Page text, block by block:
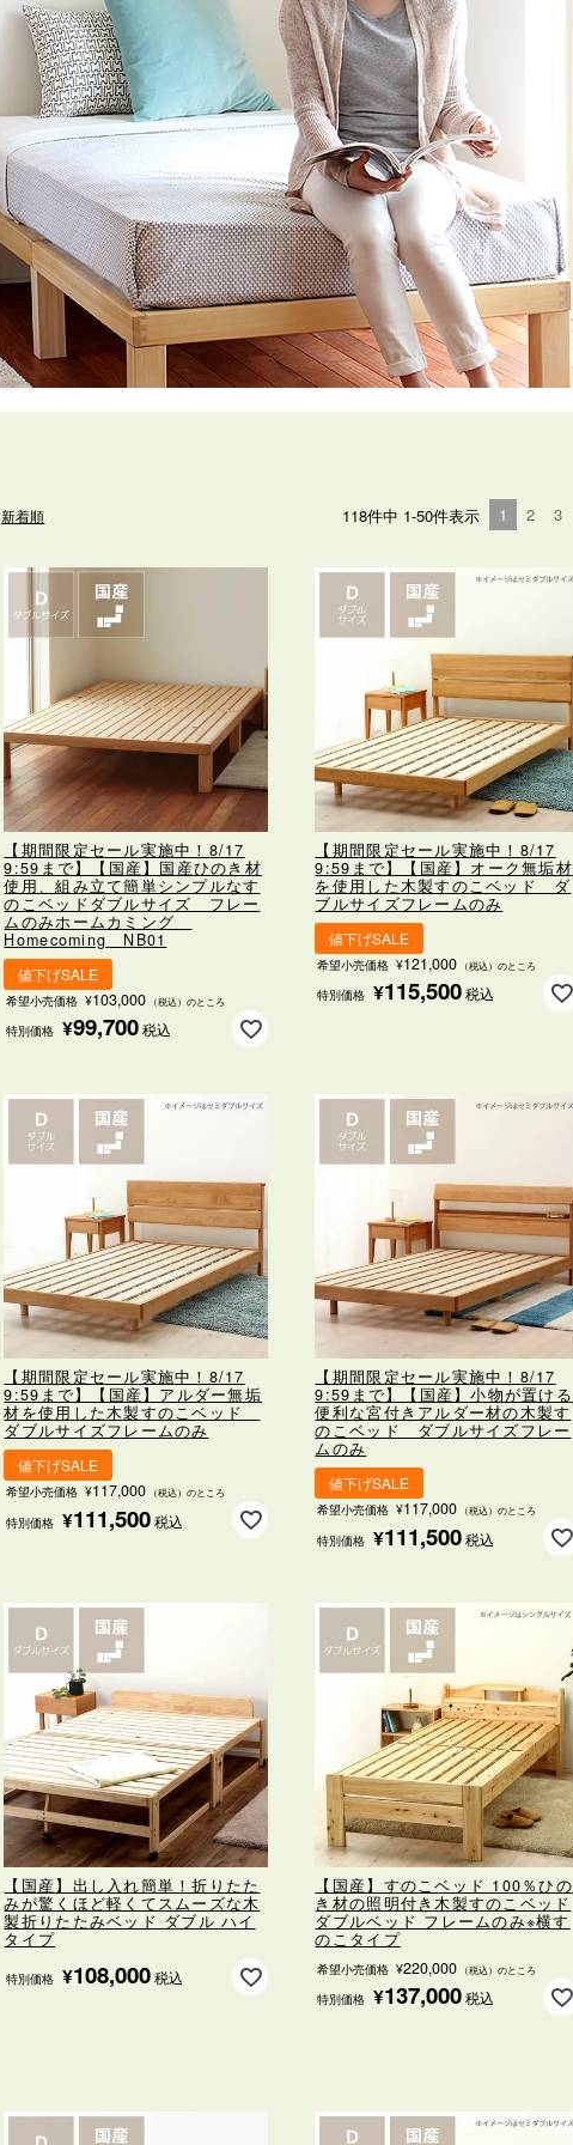
新着順 118件中 1-50件表示 1 2 3
【期間限定セール実施中！8/17
9:59まで】【国産】国産ひのき材
使用、組み立て簡単シンプルなす
のこベッドダブルサイズ フレー
ムのみホームカミング
Homecoming NB01
値下げSALE
希望小売価格 ¥103,000 （税込）のところ
特別価格 ¥99,700税込
【期間限定セール実施中！8/17
9:59まで】【国産】オーク無垢材
を使用した木製すのこベッド ダ
ブルサイズフレームのみ
値下げSALE
希望小売価格 ¥121,000 （税込）のところ
特別価格 ¥115,500税込
【期間限定セール実施中！8/17
9:59まで】【国産】アルダー無垢
材を使用した木製すのこベッド
ダブルサイズフレームのみ
値下げSALE
希望小売価格 ¥117,000 （税込）のところ
特別価格 ¥111,500税込
【期間限定セール実施中！8/17
9:59まで】【国産】小物が置ける
便利な宮付き アルダー材の木製す
のこベッド ダブルサイズフレー
ムのみ
値下げSALE
希望小売価格 ¥117,000 （税込）のところ
特別価格 ¥111,500税込
【国産】出し入れ簡単！折りたた
みが驚くほど軽くてスムーズな木
製折りたたみベッド ダブル ハイ
タイプ
特別価格 ¥108,000税込
【国産】すのこベッド 100％ひの
き材の照明付き木製すのこベッド
ダブルベッド フレームのみ※横す
のこタイプ
希望小売価格 ¥220,000 （税込）のところ
特別価格 ¥137,000税込